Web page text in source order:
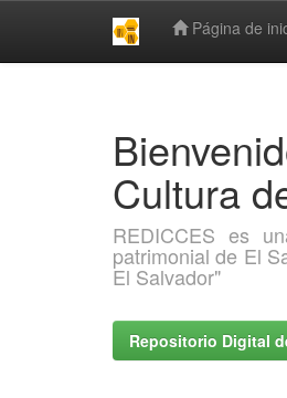
Página de
Cultura
REDICCES es
patrimonial de El
El Salvador"
Repositorio Digital